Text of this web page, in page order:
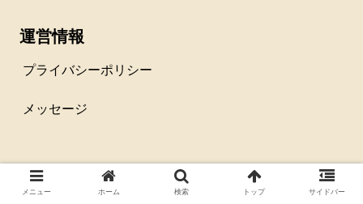
運営情報
プライバシーポリシー
メッセージ
Copyright © 2018 母さん、あんまり無理しちゃいけないよ All
Rights Reserved.
メニュー ホーム 検索 トップ サイドバー